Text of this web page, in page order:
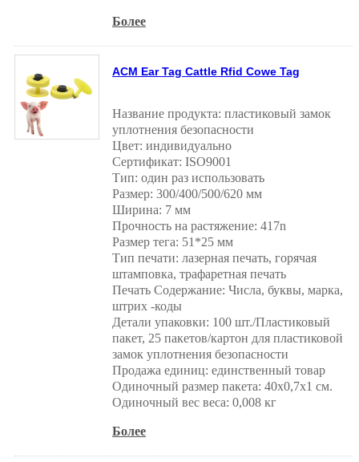
Более
ACM Ear Tag Cattle Rfid Cowe Tag
Название продукта: пластиковый замок
уплотнения безопасности
Цвет: индивидуально
Сертификат: ISO9001
Тип: один раз использовать
Размер: 300/400/500/620 мм
Ширина: 7 мм
Прочность на растяжение: 417n
Размер тега: 51*25 мм
Тип печати: лазерная печать, горячая
штамповка, трафаретная печать
Печать Содержание: Числа, буквы, марка,
штрих -коды
Детали упаковки: 100 шт./Пластиковый
пакет, 25 пакетов/картон для пластиковой
замок уплотнения безопасности
Продажа единиц: единственный товар
Одиночный размер пакета: 40x0,7x1 см.
Одиночный вес веса: 0,008 кг
Более